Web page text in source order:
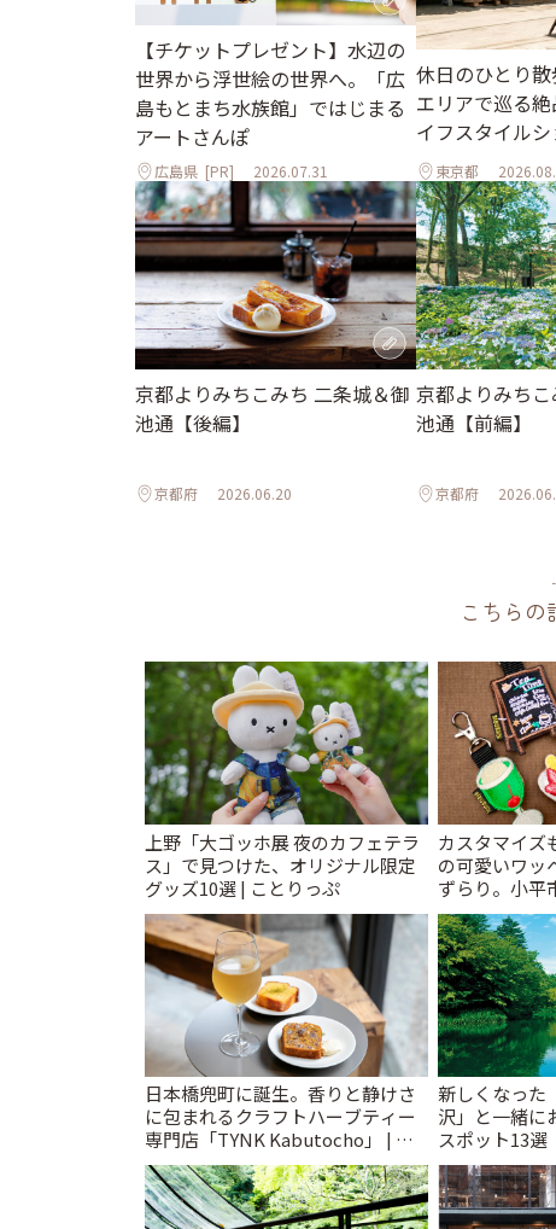
【チケットプレゼント】水辺の
世界から浮世絵の世界へ。「広
島もとまち水族館」ではじまる
アートさんぽ
広島県 [PR] 2026.07.31
休日のひとり
エリアで巡る
イフスタイル
東京都
京都よりみちこみち 二条城＆御
池通【後編】
京都府 2026.06.20
京都よりみち
池通【前編】
京都府
こちらの
上野「大ゴッホ展 夜のカフェテラ
ス」で見つけた、オリジナル限定
グッズ10選 | ことりっぷ
カスタマイズ
の可愛いワッ
ずらり。小平
T&K」 | こと
日本橋兜町に誕生。香りと静けさ
に包まれるクラフトハーブティー
専門店「TYNK Kabutocho」 | こ
とりっぷ
新しくなった
沢」と一緒に
スポット13選
催中】 | こと